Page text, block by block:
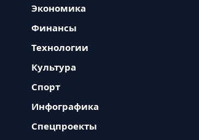
Экономика
Финансы
Технологии
Культура
Спорт
Инфографика
Спецпроекты